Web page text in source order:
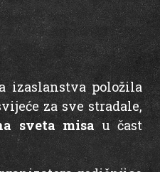
Doljana u općini
je obilježena 29.
39 hrvatskih civila i
izaslanstva položila
za sve stradale,
sveta misau čast